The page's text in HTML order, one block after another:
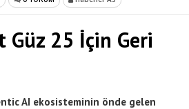
Güz 25 İçin Geri
AI ekosisteminin önde gelen